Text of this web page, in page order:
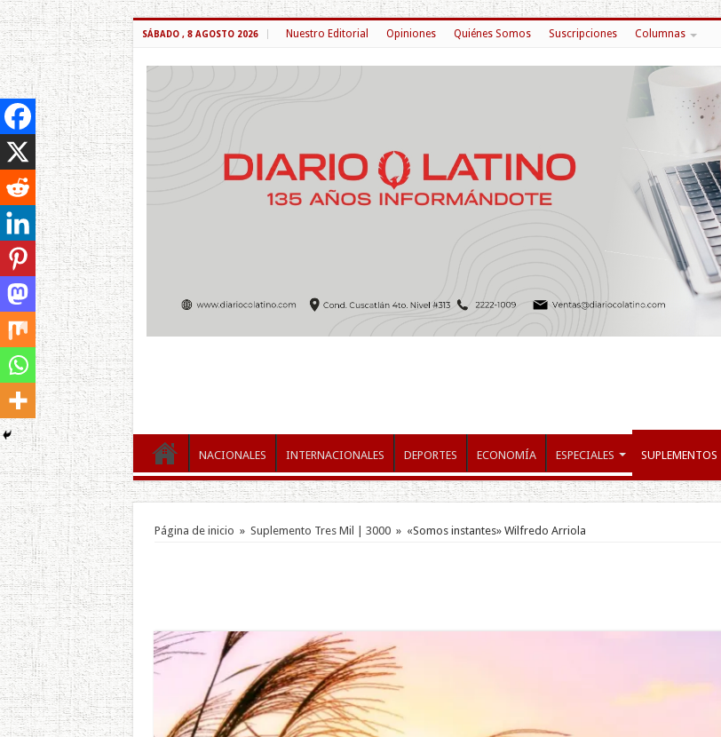
SÁBADO , 8 AGOSTO 2026 Nuestro Editorial Opiniones Quiénes Somos Suscripciones Columnas
NACIONALES INTERNACIONALES DEPORTES ECONOMÍA ESPECIALES SUPLEMENTOS
Página de inicio » Suplemento Tres Mil | 3000 » «Somos instantes» Wilfredo Arriola